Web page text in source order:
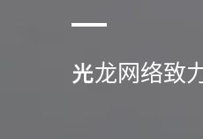
光龙网络致